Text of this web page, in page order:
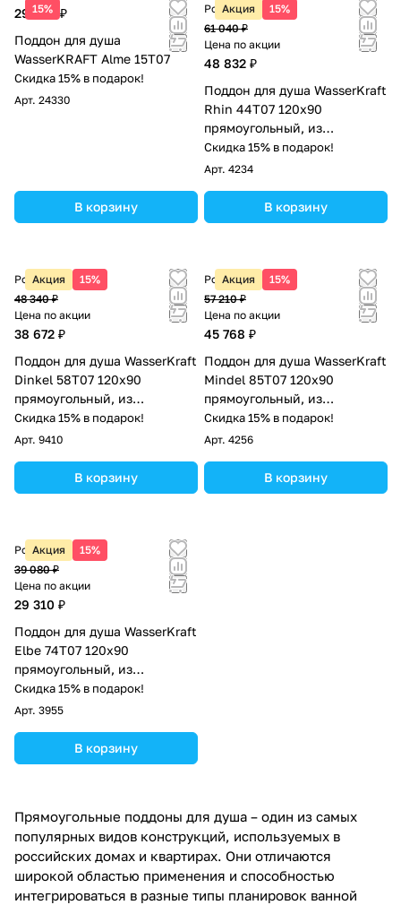
15%
29 360 ₽
Поддон для душа
WasserKRAFT Alme 15T07
Скидка 15% в подарок!
Арт. 24330
В корзину
Акция 15%
Розничная цена
61 040 ₽
Цена по акции
48 832 ₽
Поддон для душа WasserKraft
Rhin 44T07 120х90
прямоугольный, из
искусственного камня,
белый мрамор
Скидка 15% в подарок!
Арт. 4234
В корзину
Акция 15%
Розничная цена
48 340 ₽
Цена по акции
38 672 ₽
Поддон для душа WasserKraft
Dinkel 58T07 120х90
прямоугольный, из
искусственного камня,
белый глянец
Скидка 15% в подарок!
Арт. 9410
В корзину
Акция 15%
Розничная цена
57 210 ₽
Цена по акции
45 768 ₽
Поддон для душа WasserKraft
Mindel 85T07 120х90
прямоугольный, из
искусственного камня,
белый матовый
Скидка 15% в подарок!
Арт. 4256
В корзину
Акция 15%
Розничная цена
39 080 ₽
Цена по акции
29 310 ₽
Поддон для душа WasserKraft
Elbe 74T07 120х90
прямоугольный, из
стеклопластика, черный
Скидка 15% в подарок!
Арт. 3955
В корзину
Прямоугольные поддоны для душа – один из самых
популярных видов конструкций, используемых в
российских домах и квартирах. Они отличаются
широкой областью применения и способностью
интегрироваться в разные типы планировок ванной